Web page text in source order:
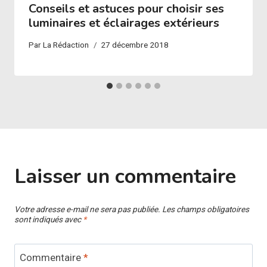
Conseils et astuces pour choisir ses
luminaires et éclairages extérieurs
ParLa Rédaction 27 décembre 2018
Laisser un commentaire
Votre adresse e-mail ne sera pas publiée. Les champs obligatoires
sont indiqués avec *
Commentaire *